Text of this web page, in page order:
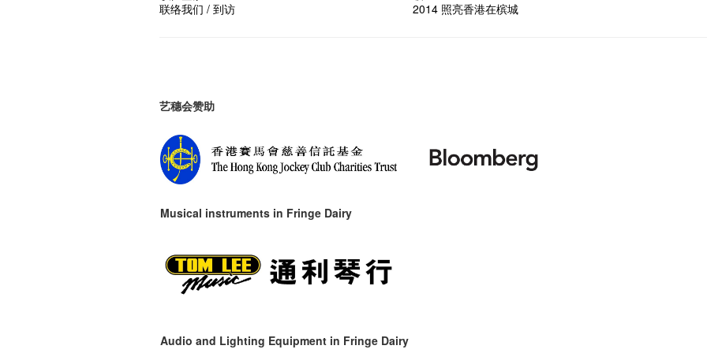
联络我们 / 到访
2014 照亮香港在槟城
艺穗会赞助
Musical instruments in Fringe Dairy
Audio and Lighting Equipment in Fringe Dairy